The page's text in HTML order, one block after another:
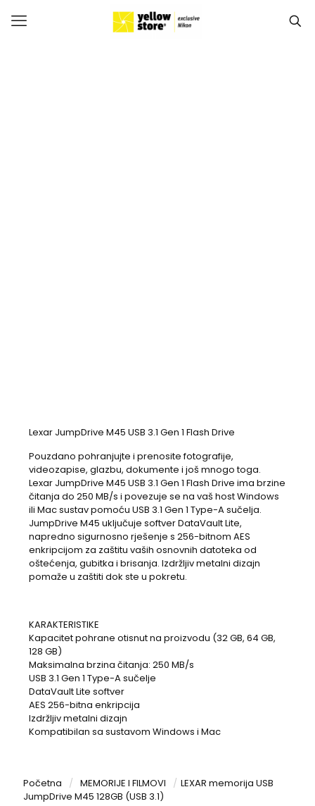
Lexar JumpDrive M45 USB 3.1 Gen 1 Flash Drive
Pouzdano pohranjujte i prenosite fotografije,
videozapise, glazbu, dokumente i još mnogo toga.
Lexar JumpDrive M45 USB 3.1 Gen 1 Flash Drive ima brzine
čitanja do 250 MB/s i povezuje se na vaš host Windows
ili Mac sustav pomoću USB 3.1 Gen 1 Type-A sučelja.
JumpDrive M45 uključuje softver DataVault Lite,
napredno sigurnosno rješenje s 256-bitnom AES
enkripcijom za zaštitu vaših osnovnih datoteka od
oštećenja, gubitka i brisanja. Izdržljiv metalni dizajn
pomaže u zaštiti dok ste u pokretu.
KARAKTERISTIKE
Kapacitet pohrane otisnut na proizvodu (32 GB, 64 GB,
128 GB)
Maksimalna brzina čitanja: 250 MB/s
USB 3.1 Gen 1 Type-A sučelje
DataVault Lite softver
AES 256-bitna enkripcija
Izdržljiv metalni dizajn
Kompatibilan sa sustavom Windows i Mac
Početna / MEMORIJE I FILMOVI / LEXAR memorija USB
JumpDrive M45 128GB (USB 3.1)